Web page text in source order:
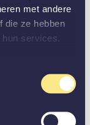
met andere
die ze hebben
services.